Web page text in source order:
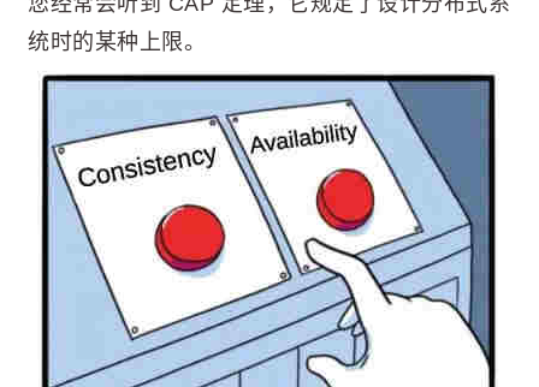
统时的某种上限。